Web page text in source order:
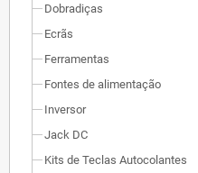
Dobradiças
Ecrãs
Ferramentas
Fontes de alimentação
Inversor
Jack DC
Kits de Teclas Autocolantes